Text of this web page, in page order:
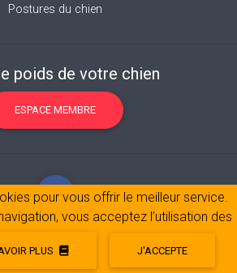
Postures du chien
poids de votre chien
ESPACE MEMBRE
© 2017-2020 Copyright:belpatt.fr
pour vous offrir le meilleur service.
vous acceptez l’utilisation des
PLUS J'ACCEPTE